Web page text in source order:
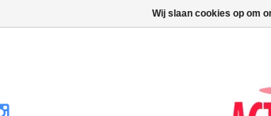
Wij slaan cookies op om